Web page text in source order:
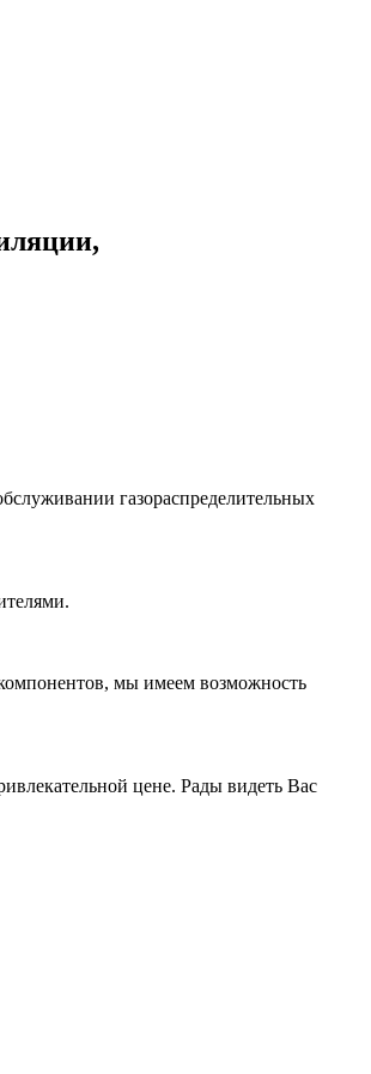
газораспределительных
мы имеем возможность
цене. Рады видеть Вас